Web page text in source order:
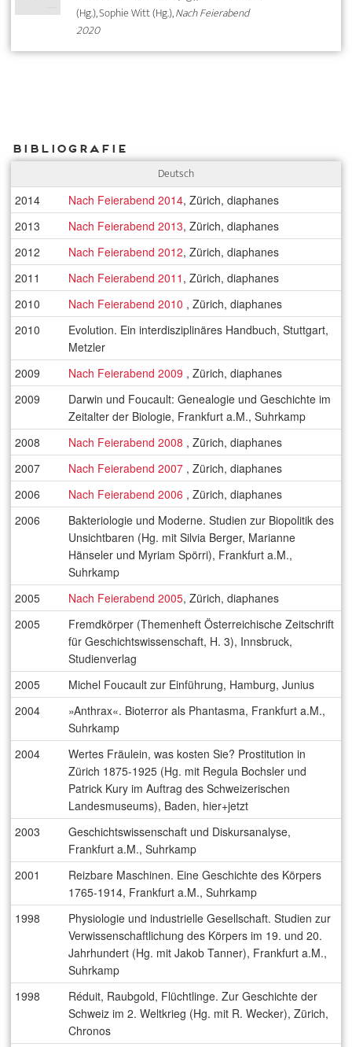
(Hg.), Sophie Witt (Hg.),Nach Feierabend
2020
Bibliografie
Deutsch
2014 Nach Feierabend 2014, Zürich, diaphanes
2013
Nach Feierabend 2013, Zürich, diaphanes
2012
Nach Feierabend 2012, Zürich, diaphanes
2011
Nach Feierabend 2011 , Zürich, diaphanes
2010
Nach Feierabend 2010 , Zürich, diaphanes
2010
Evolution. Ein interdisziplinäres Handbuch, Stuttgart,
Metzler
2009
Nach Feierabend 2009 , Zürich, diaphanes
2009
Darwin und Foucault: Genealogie und Geschichte im
Zeitalter der Biologie, Frankfurt a.M., Suhrkamp
2008
Nach Feierabend 2008 , Zürich, diaphanes
2007
Nach Feierabend 2007 , Zürich, diaphanes
2006
Nach Feierabend 2006 , Zürich, diaphanes
2006
Bakteriologie und Moderne. Studien zur Biopolitik des
Unsichtbaren (Hg. mit Silvia Berger, Marianne
Hänseler und Myriam Spörri), Frankfurt a.M.,
Suhrkamp
2005
Nach Feierabend 2005, Zürich, diaphanes
2005
Fremdkörper (Themenheft Österreichische Zeitschrift
für Geschichtswissenschaft, H. 3), Innsbruck,
Studienverlag
2005
Michel Foucault zur Einführung, Hamburg, Junius
2004
»Anthrax«. Bioterror als Phantasma, Frankfurt a.M.,
Suhrkamp
2004
Wertes Fräulein, was kosten Sie? Prostitution in
Zürich 1875-1925 (Hg. mit Regula Bochsler und
Patrick Kury im Auftrag des Schweizerischen
Landesmuseums), Baden, hier+jetzt
2003
Geschichtswissenschaft und Diskursanalyse,
Frankfurt a.M., Suhrkamp
2001
Reizbare Maschinen. Eine Geschichte des Körpers
1765-1914, Frankfurt a.M., Suhrkamp
1998
Physiologie und industrielle Gesellschaft. Studien zur
Verwissenschaftlichung des Körpers im 19. und 20.
Jahrhundert (Hg. mit Jakob Tanner), Frankfurt a.M.,
Suhrkamp
1998
Réduit, Raubgold, Flüchtlinge. Zur Geschichte der
Schweiz im 2. Weltkrieg (Hg. mit R. Wecker), Zürich,
Chronos